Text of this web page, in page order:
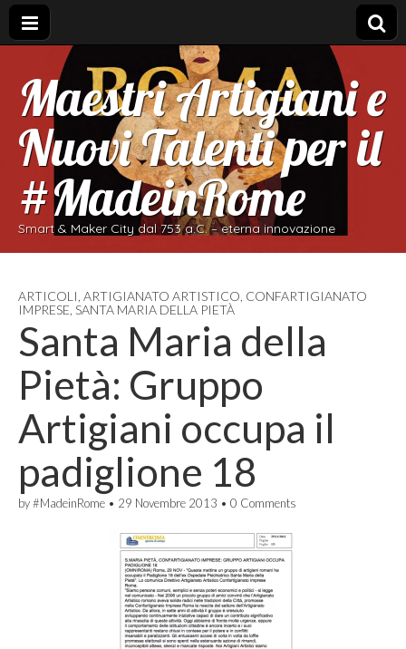
Maestri Artigiani e
Nuovi Talenti per il
#MadeinRome
Smart & Maker City dal 753 a.C. – eterna innovazione
ARTICOLI ARTIGIANATO ARTISTICO CONFARTIGIANATO
IMPRESE SANTA MARIA DELLA PIETÀ
Santa Maria della
Pietà: Gruppo
Artigiani occupa il
padiglione 18
by#MadeinRome • 29 Novembre 2013 • 0 Comments